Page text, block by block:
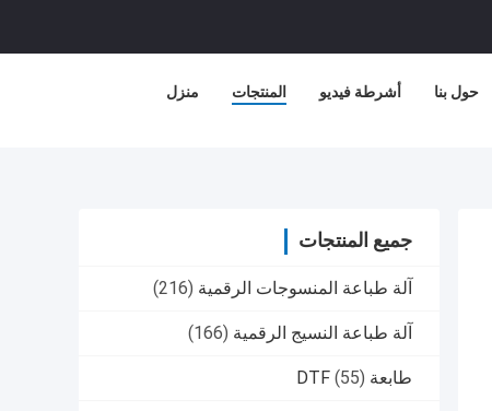
منزل المنتجات أشرطة فيديو حول بنا
جميع المنتجات
آلة طباعة المنسوجات الرقمية (216)
آلة طباعة النسيج الرقمية (166)
طابعة DTF (55)